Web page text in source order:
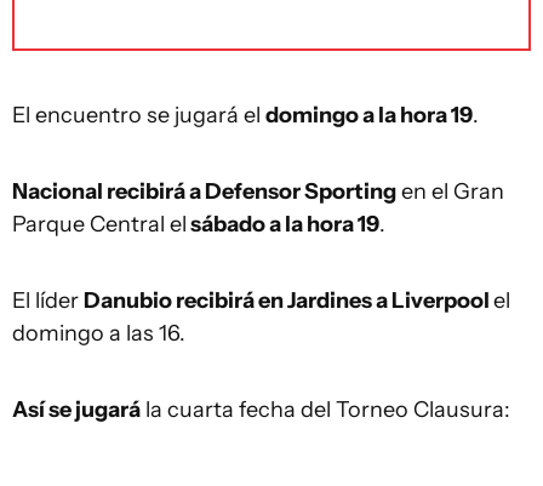
El encuentro se jugará el domingo a la hora 19.
Nacional recibirá a Defensor Sportingen el Gran
Parque Central elsábado a la hora 19.
El líder Danubio recibirá en Jardines a Liverpoolel
domingo a las 16.
Así se jugará la cuarta fecha del Torneo Clausura: